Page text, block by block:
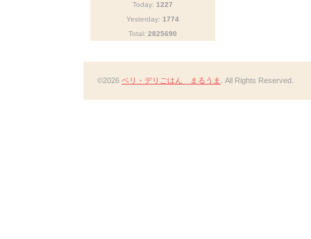
Today: 1227
Yesterday: 1774
Total: 2825690
©2026 ベリ・デリごはん まるうま . All Rights Reserved.